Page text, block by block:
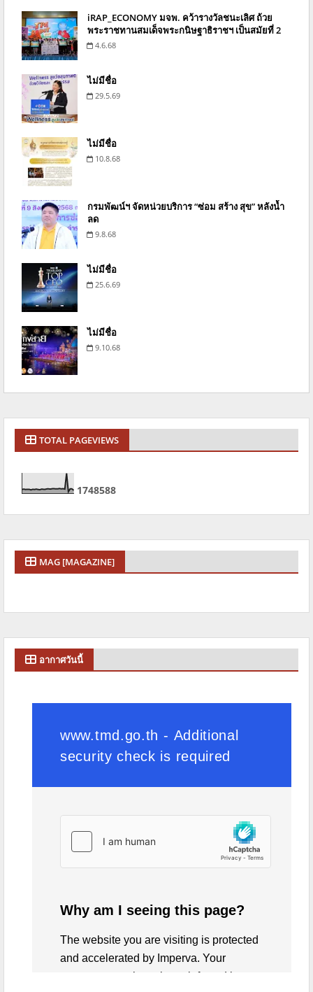
iRAP_ECONOMY มจพ. คว้ารางวัลชนะเลิศ ถ้วย
พระราชทานสมเด็จพระกนิษฐาธิราชฯ เป็นสมัยที่ 2
4.6.68
ไม่มีชื่อ
29.5.69
ไม่มีชื่อ
10.8.68
กรมพัฒน์ฯ จัดหน่วยบริการ “ซ่อม สร้าง สุข” หลังน้ำ
ลด
9.8.68
ไม่มีชื่อ
25.6.69
ไม่มีชื่อ
9.10.68
TOTAL PAGEVIEWS
1748588
MAG [MAGAZINE]
อากาศวันนี้